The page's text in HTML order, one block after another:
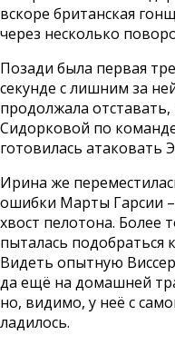
вскоре британская
через несколько
Позади была первая
секунде с лишним за
продолжала
Сидорковой по
готовилась атаковать
Ирина же
ошибки Марты Гарсии
хвост пелотона. Более
пыталась подобраться
Видеть опытную
да ещё на домашней
но, видимо, у неё с
ладилось.